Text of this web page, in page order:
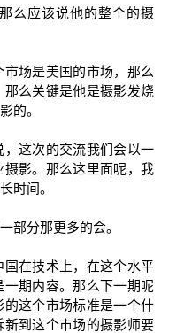
么应该说他的整个的摄
场是美国的市场，那么
么关键是他是摄影发烧
的。
这次的交流我们会以一
影。那么这里面呢，我
时间。
部分那更多的会。
在技术上，在这个水平
一期内容。那么下一期呢
这个市场标准是一个什
到这个市场的摄影师要